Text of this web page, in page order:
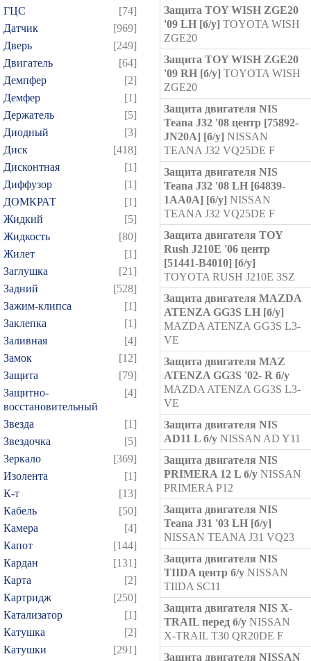
ГЦС
[74]
Датчик
[969]
Дверь
[249]
Двигатель
[64]
Демпфер
[2]
Демфер
[1]
Держатель
[5]
Диодный
[3]
Диск
[418]
Дисконтная
[1]
Диффузор
[1]
ДОМКРАТ
[1]
Жидкий
[5]
Жидкость
[80]
Жилет
[1]
Заглушка
[21]
Задний
[528]
Зажим-клипса
[1]
Заклепка
[1]
Заливная
[4]
Замок
[12]
Защита
[79]
Защитно-
восстановительный
[4]
Звезда
[1]
Звездочка
[5]
Зеркало
[369]
Изолента
[1]
К-т
[13]
Кабель
[50]
Камера
[4]
Капот
[144]
Кардан
[131]
Карта
[2]
Картридж
[250]
Катализатор
[1]
Катушка
[2]
Катушки
[291]
Защита TOY WISH ZGE20
'09 LH [б/у] TOYOTA WISH
ZGE20
Защита TOY WISH ZGE20
'09 RH [б/у] TOYOTA WISH
ZGE20
Защита двигателя NIS
Teana J32 '08 центр [75892-
JN20A] [б/у] NISSAN
TEANA J32 VQ25DE F
Защита двигателя NIS
Teana J32 '08 LH [64839-
1AA0A] [б/у] NISSAN
TEANA J32 VQ25DE F
Защита двигателя TOY
Rush J210E '06 центр
[51441-B4010] [б/у]
TOYOTA RUSH J210E 3SZ
Защита двигателя MAZDA
ATENZA GG3S LH [б/у]
MAZDA ATENZA GG3S L3-
VE
Защита двигателя MAZ
ATENZA GG3S '02- R б/у
MAZDA ATENZA GG3S L3-
VE
Защита двигателя NIS
AD11 L б/у NISSAN AD Y11
Защита двигателя NIS
PRIMERA 12 L б/у NISSAN
PRIMERA P12
Защита двигателя NIS
Teana J31 '03 LH [б/у]
NISSAN TEANA J31 VQ23
Защита двигателя NIS
TIIDA центр б/у NISSAN
TIIDA SC11
Защита двигателя NIS X-
TRAIL перед б/у NISSAN
X-TRAIL T30 QR20DE F
Защита двигателя NISSAN